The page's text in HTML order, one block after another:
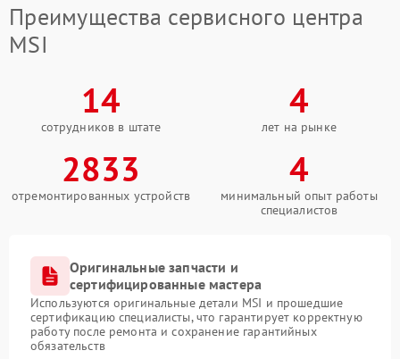
Преимущества сервисного центра
MSI
14
сотрудников в штате
4
лет на рынке
2833
отремонтированных устройств
4
минимальный опыт работы
специалистов
Оригинальные запчасти и
сертифицированные мастера
Используются оригинальные детали MSI и прошедшие
сертификацию специалисты, что гарантирует корректную
работу после ремонта и сохранение гарантийных
обязательств